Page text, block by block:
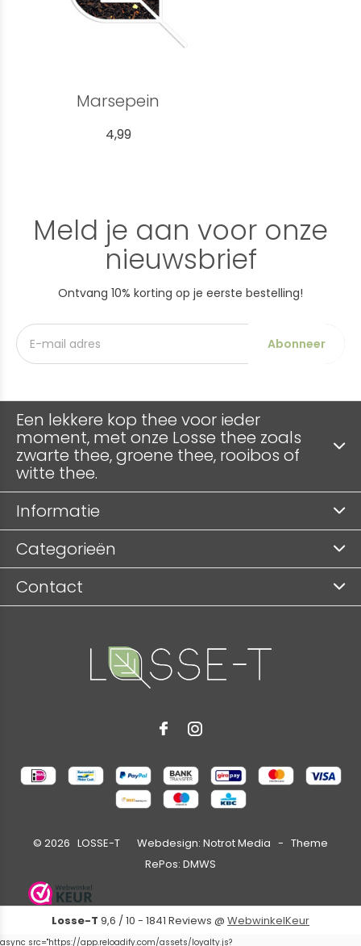
Marsepein
4,99
Meld je aan voor onze
nieuwsbrief
Ontvang 10% korting op je eerste bestelling!
Abonneer
Een lekkere kop thee voor ieder
moment, met onze Losse thee zoals
zwarte thee, groene thee, rooibos of
witte thee.
Informatie
Categorieën
Contact
© 2026 LOSSE-T Webdesign: Notrot Media - Theme
RePos: DMWS
Losse-T 9,6 / 10 - 1841 Reviews @ WebwinkelKeur
async src="https://app.reloadify.com/assets/loyalty.js?